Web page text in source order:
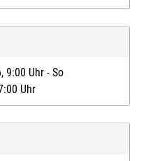
9:00 Uhr - So
Uhr